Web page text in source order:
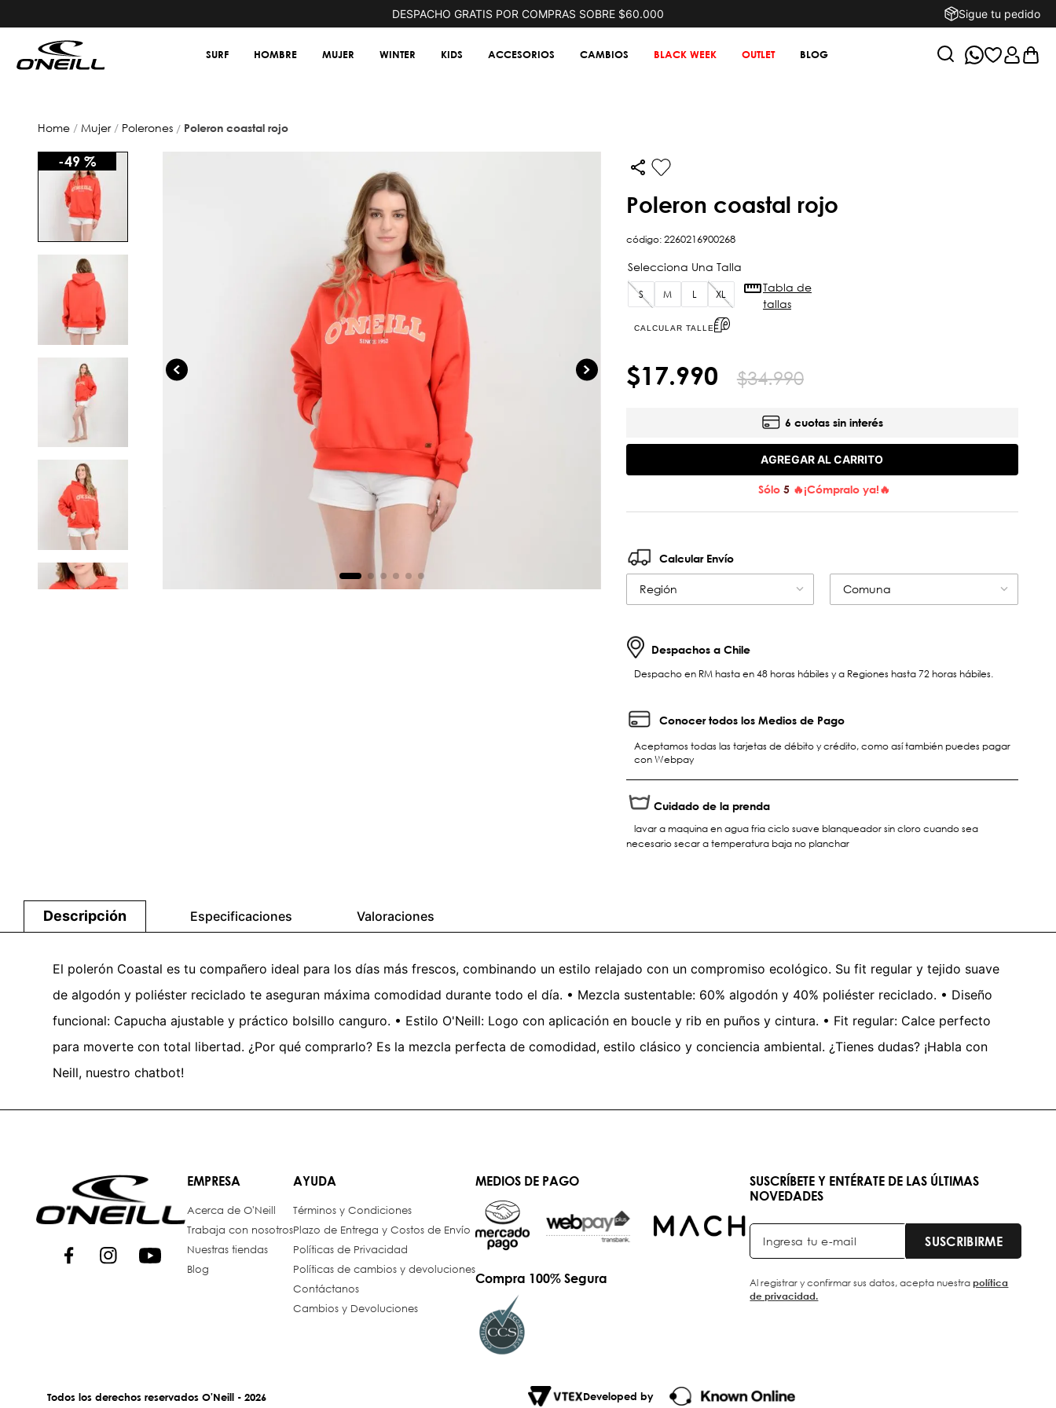
DESPACHO GRATIS POR COMPRAS SOBRE $60.000 Sigue tu pedido
SURF HOMBRE MUJER WINTER KIDS ACCESORIOS CAMBIOS BLACK WEEK OUTLET BLOG
mujer polerones poleron coastal rojo
-49 %
poleron coastal rojo
código:2260216900268
S M L XL
CALCULAR TALLE
Tabla de
tallas
$17.990 $34.990
6 cuotas sin interés
AGREGAR AL CARRITO
Sólo 5🔥¡Cómpralo ya!🔥
Calcular Envío
Región Comuna
Despachos a Chile
Despacho en RM hasta en 48 horas hábiles y a Regiones hasta 72 horas hábiles.
Conocer todos los Medios de Pago
Aceptamos todas las tarjetas de débito y crédito, como así también puedes pagar
con Webpay
Cuidado de la prenda
lavar a maquina en agua fria ciclo suave blanqueador sin cloro cuando sea
necesario secar a temperatura baja no planchar
Descripción Especificaciones Valoraciones
El polerón Coastal es tu compañero ideal para los días más frescos, combinando un estilo relajado con un compromiso ecológico. Su fit regular y tejido suave
de algodón y poliéster reciclado te aseguran máxima comodidad durante todo el día. • Mezcla sustentable: 60% algodón y 40% poliéster reciclado. • Diseño
funcional: Capucha ajustable y práctico bolsillo canguro. • Estilo O'Neill: Logo con aplicación en boucle y rib en puños y cintura. • Fit regular: Calce perfecto
para moverte con total libertad. ¿Por qué comprarlo? Es la mezcla perfecta de comodidad, estilo clásico y conciencia ambiental. ¿Tienes dudas? ¡Habla con
Neill, nuestro chatbot!
EMPRESA
Acerca de O'Neill
Trabaja con nosotros
Nuestras tiendas
Blog
AYUDA
Términos y Condiciones
Plazo de Entrega y Costos de Envío
Políticas de Privacidad
Políticas de cambios y devoluciones
Contáctanos
Cambios y Devoluciones
MEDIOS DE PAGO
Compra 100% Segura
SUSCRÍBETE Y ENTÉRATE DE LAS ÚLTIMAS
NOVEDADES
SUSCRIBIRME
Al registrar y confirmar sus datos, acepta nuestrapolítica
de privacidad.
Todos los derechos reservados O'Neill - 2026 Developed by